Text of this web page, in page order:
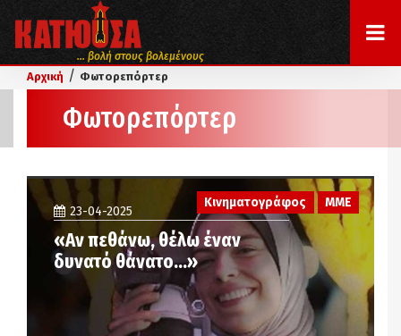
... βολή στους βολεμένους
Αρχική / Φωτορεπόρτερ
Φωτορεπόρτερ
Κινηματογράφος ΜΜΕ
23-04-2025
«Αν πεθάνω, θέλω έναν
δυνατό θάνατο…»